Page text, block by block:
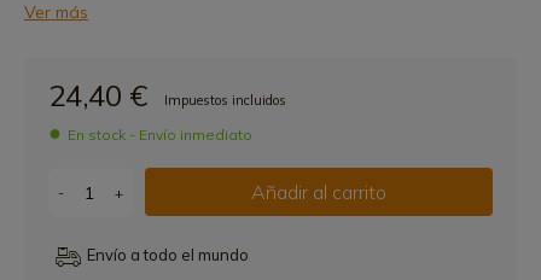
Ver más
24,40 € Impuestos incluidos
En stock - Envío inmediato
- + Añadir al carrito
Envío a todo el mundo